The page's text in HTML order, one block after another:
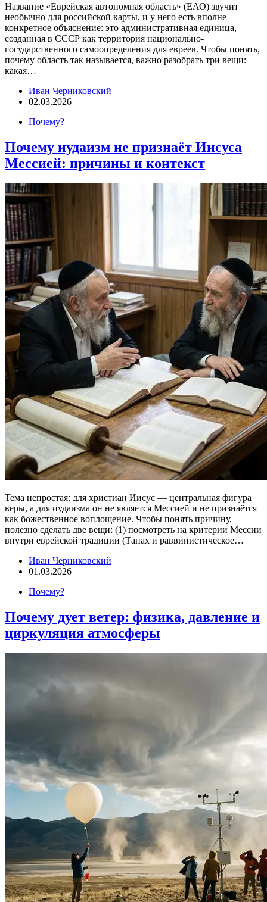
Название «Еврейская автономная область» (ЕАО) звучит
необычно для российской карты, и у него есть вполне
конкретное объяснение: это административная единица,
созданная в СССР как территория национально-
государственного самоопределения для евреев. Чтобы понять,
почему область так называется, важно разобрать три вещи:
какая…
Иван Черниковский
02.03.2026
Почему?
Почему иудаизм не признаёт Иисуса
Мессией: причины и контекст
Тема непростая: для христиан Иисус — центральная фигура
веры, а для иудаизма он не является Мессией и не признаётся
как божественное воплощение. Чтобы понять причину,
полезно сделать две вещи: (1) посмотреть на критерии Мессии
внутри еврейской традиции (Танах и раввинистическое…
Иван Черниковский
01.03.2026
Почему?
Почему дует ветер: физика, давление и
циркуляция атмосферы